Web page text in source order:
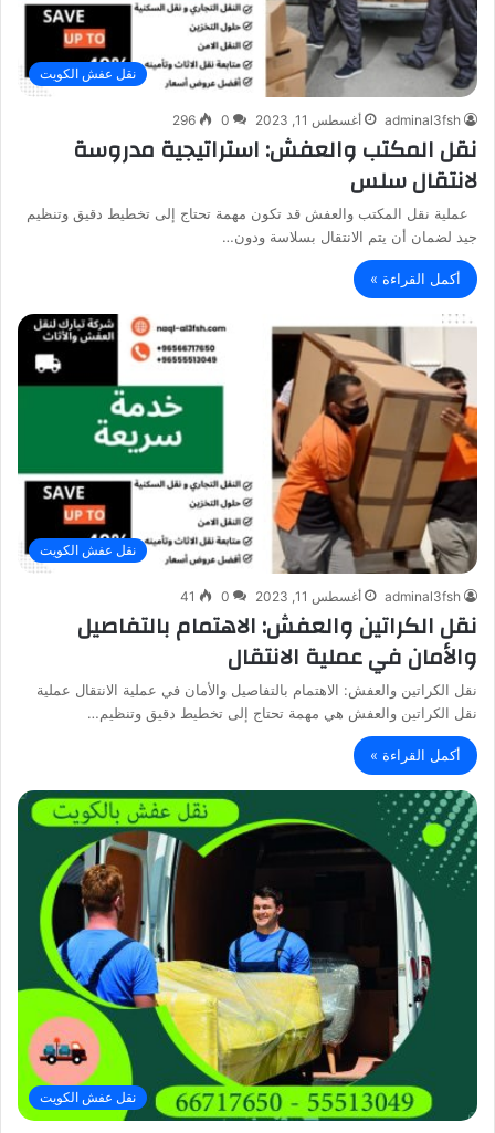
نقل عفش الكويت
adminal3fsh أغسطس 11, 2023 0
296
نقل المكتب والعفش: استراتيجية مدروسة
لانتقال سلس
عملية نقل المكتب والعفش قد تكون مهمة تحتاج إلى تخطيط دقيق وتنظيم
جيد لضمان أن يتم الانتقال بسلاسة ودون…
أكمل القراءة »
نقل عفش الكويت
adminal3fsh أغسطس 11, 2023 0
41
نقل الكراتين والعفش: الاهتمام بالتفاصيل
والأمان في عملية الانتقال
نقل الكراتين والعفش: الاهتمام بالتفاصيل والأمان في عملية الانتقال عملية
نقل الكراتين والعفش هي مهمة تحتاج إلى تخطيط دقيق وتنظيم…
أكمل القراءة »
نقل عفش الكويت